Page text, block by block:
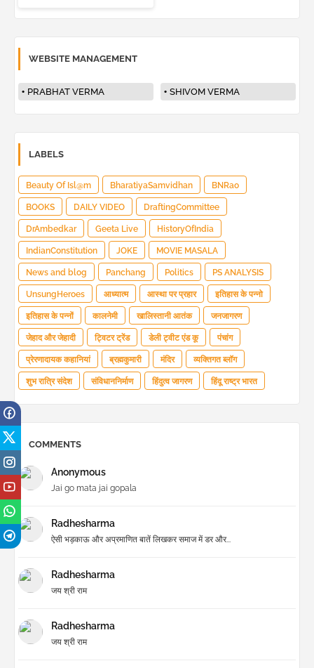
WEBSITE MANAGEMENT
PRABHAT VERMA SHIVOM VERMA
LABELS
Beauty Of Isl@m BharatiyaSamvidhan BNRao
BOOKS DAILY VIDEO DraftingCommittee
DrAmbedkar Geeta Live HistoryOfIndia
IndianConstitution JOKE MOVIE MASALA
News and blog Panchang Politics PS ANALYSIS
UnsungHeroes आध्यात्म आस्था पर प्रहार इतिहास के पन्नो
इतिहास के पन्नों कालनेमी खालिस्तानी आतंक जनजागरण
जेहाद और जेहादी ट्विटर ट्रेंड डेली ट्वीट एंड कू पंचांग
प्रेरणादायक कहानियां ब्रह्मकुमारी मंदिर व्यक्तिगत ब्लॉग
शुभ रात्रि संदेश संविधाननिर्माण हिंदुत्व जागरण हिंदू राष्ट्र भारत
COMMENTS
Anonymous
Jai go mata jai gopala
Radhesharma
ऐसी भड़काऊ और अप्रमाणित बातें लिखकर समाज में डर और...
Radhesharma
जय श्री राम
Radhesharma
जय श्री राम